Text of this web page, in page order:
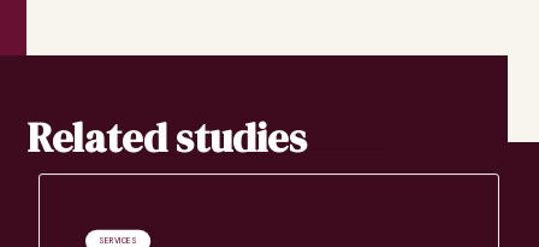
Related studies
SERVICES